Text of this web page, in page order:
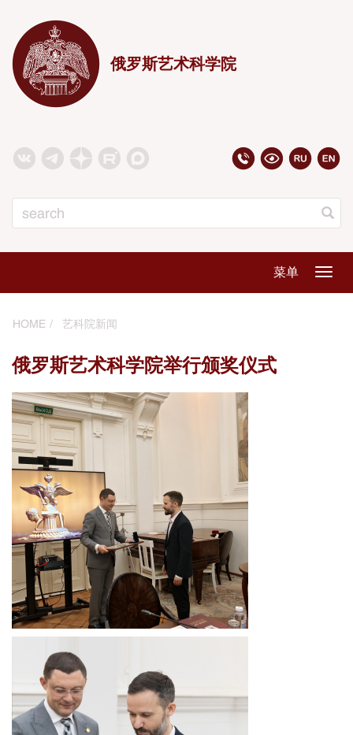
俄罗斯艺术科学院
菜单
HOME 艺科院新闻
俄罗斯艺术科学院举行颁奖仪式